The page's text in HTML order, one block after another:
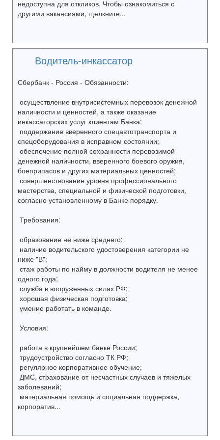
недоступна для откликов. Чтобы ознакомиться с
другими вакансиями, щелкните...
Водитель-инкассатор
Сбербанк - Россия - Обязанности:
осуществление внутрисистемных перевозок денежной
наличности и ценностей, а также оказание
инкассаторских услуг клиентам Банка;
поддержание вверенного спецавтотранспорта и
спецоборудования в исправном состоянии;
обеспечение полной сохранности перевозимой
денежной наличности, вверенного боевого оружия,
боеприпасов и других материальных ценностей;
совершенствование уровня профессионального
мастерства, специальной и физической подготовки,
согласно установленному в Банке порядку.
Требования:
образование не ниже среднего;
наличие водительского удостоверения категории не
ниже "В";
стаж работы по найму в должности водителя не менее
одного года;
служба в вооруженных силах РФ;
хорошая физическая подготовка;
умение работать в команде.
Условия:
работа в крупнейшем банке России;
трудоустройство согласно ТК РФ;
регулярное корпоративное обучение;
ДМС, страхование от несчастных случаев и тяжелых
заболеваний;
материальная помощь и социальная поддержка,
корпоратив...